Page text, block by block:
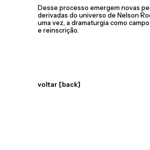
Desse processo emergem novas
derivadas do universo de Nelson
uma vez, a dramaturgia como
e reinscrição.
voltar [back]